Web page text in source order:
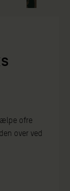
ofre
over ved